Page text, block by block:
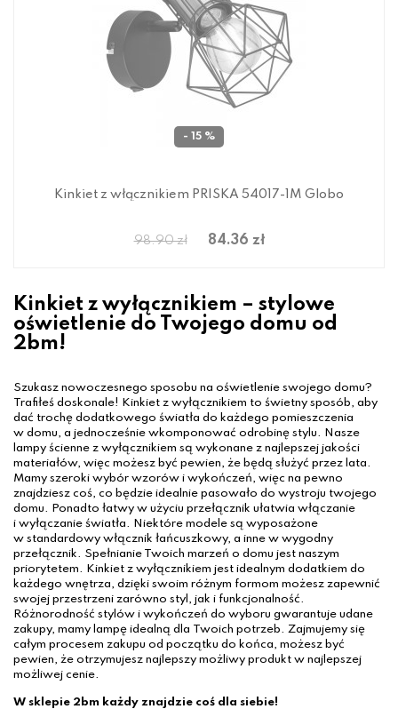
- 15 %
Kinkiet z włącznikiem PRISKA 54017-1M Globo
98.90 zł 84.36 zł
Kinkiet z wyłącznikiem – stylowe
oświetlenie do Twojego domu od
2bm!
Szukasz nowoczesnego sposobu na oświetlenie swojego domu?
Trafiłeś doskonale! Kinkiet z wyłącznikiem to świetny sposób, aby
dać trochę dodatkowego światła do każdego pomieszczenia
w domu, a jednocześnie wkomponować odrobinę stylu. Nasze
lampy ścienne z wyłącznikiem są wykonane z najlepszej jakości
materiałów, więc możesz być pewien, że będą służyć przez lata.
Mamy szeroki wybór wzorów i wykończeń, więc na pewno
znajdziesz coś, co będzie idealnie pasowało do wystroju twojego
domu. Ponadto łatwy w użyciu przełącznik ułatwia włączanie
i wyłączanie światła. Niektóre modele są wyposażone
w standardowy włącznik łańcuszkowy, a inne w wygodny
przełącznik. Spełnianie Twoich marzeń o domu jest naszym
priorytetem. Kinkiet z wyłącznikiem jest idealnym dodatkiem do
każdego wnętrza, dzięki swoim różnym formom możesz zapewnić
swojej przestrzeni zarówno styl, jak i funkcjonalność.
Różnorodność stylów i wykończeń do wyboru gwarantuje udane
zakupy, mamy lampę idealną dla Twoich potrzeb. Zajmujemy się
całym procesem zakupu od początku do końca, możesz być
pewien, że otrzymujesz najlepszy możliwy produkt w najlepszej
możliwej cenie.
W sklepie 2bm każdy znajdzie coś dla siebie!